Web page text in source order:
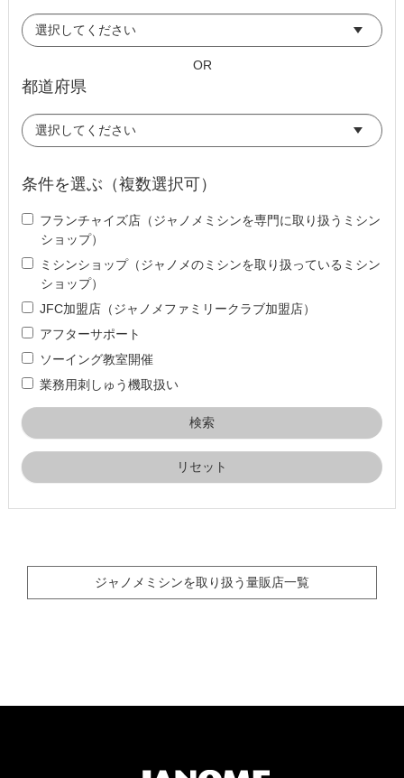
OR
都道府県
条件を選ぶ（複数選択可）
フランチャイズ店（ジャノメミシンを専門に取り扱うミシン
ショップ）
ミシンショップ（ジャノメのミシンを取り扱っているミシン
ショップ）
JFC加盟店（ジャノメファミリークラブ加盟店）
アフターサポート
ソーイング教室開催
業務用刺しゅう機取扱い
リセット
ジャノメミシンを取り扱う量販店一覧